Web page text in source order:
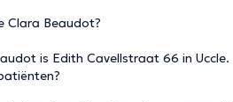
Clara Beaudot?
is Edith Cavellstraat 66 in Uccle.